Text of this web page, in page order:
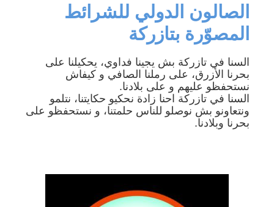
الصالون الدولي للشرائط
المصوّرة بتازركة
السنا في تازركة بش يجينا فداوي، يحكيلنا على
بحرنا الأزرق، على رملنا الصافي و كيفاش
نستحفظو عليهم و على بلادنا.
السنا في تازركة احنا زادة نحكيو حكايتنا، نتلمو
ونتعاونو بش نوصلو للناس حلمتنا، و نستحفظو على
بحرنا وبلادنا.